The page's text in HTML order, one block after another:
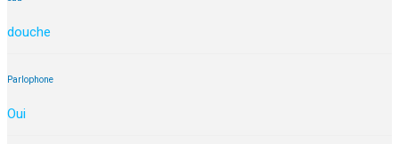
douche
Parlophone
Oui